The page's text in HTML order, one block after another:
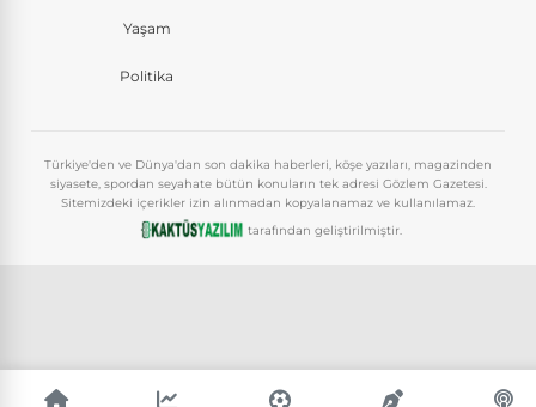
Yaşam
Politika
Türkiye'den ve Dünya'dan son dakika haberleri, köşe yazıları, magazinden
siyasete, spordan seyahate bütün konuların tek adresi Gözlem Gazetesi.
Sitemizdeki içerikler izin alınmadan kopyalanamaz ve kullanılamaz.
tarafından geliştirilmiştir.